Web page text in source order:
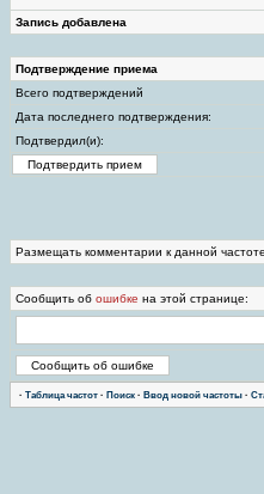
Запись добавлена
Подтверждение приема
Всего подтверждений
Дата последнего подтверждения:
Подтвердил(и):
Размещать комментарии к данной
Сообщить об ошибке на этой странице:
· Таблица частот · Поиск · Ввод новой частоты ·